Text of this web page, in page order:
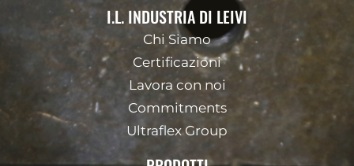
I.L. INDUSTRIA DI LEIVI
Chi Siamo
Certificazioni
Lavora con noi
Commitments
Ultraflex Group